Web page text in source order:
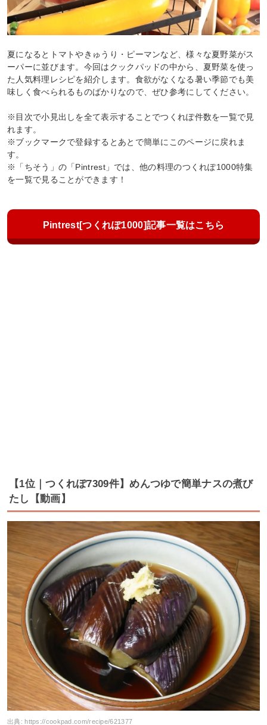
夏になるとトマトやきゅうり・ピーマンなど、様々な夏野菜がス
ーパーに並びます。今回はクックパッドの中から、夏野菜を使っ
た人気料理レシピを紹介します。食欲がなくなる暑い季節でも美
味しく食べられるものばかりなので、ぜひ参考にしてください。
※目次で小見出しを全て表示することでつくれぽ件数を一覧で見
れます。
※ブックマークで登録するとあとで簡単にこのページに戻れま
す。
※「ちそう」の「Pintrest」では、他の料理のつくれぽ1000特集
を一覧で見ることができます！
Pintrest[つくれぽ1000]記事一覧はこちら
【1位｜つくれぽ7309件】めんつゆで簡単ナスの煮び
たし【動画】
出典:https://cookpad.com/recipe/621377